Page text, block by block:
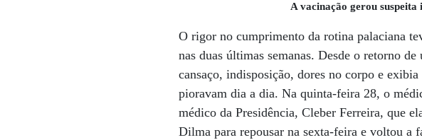
A vacinação gerou
O rigor no cumprimento da rotina palaciana
nas duas últimas semanas. Desde o retorno
cansaço, indisposição, dores no corpo e
pioravam dia a dia. Na quinta-feira 28, o
médico da Presidência, Cleber Ferreira, que
Dilma para repousar na sexta-feira e voltou a